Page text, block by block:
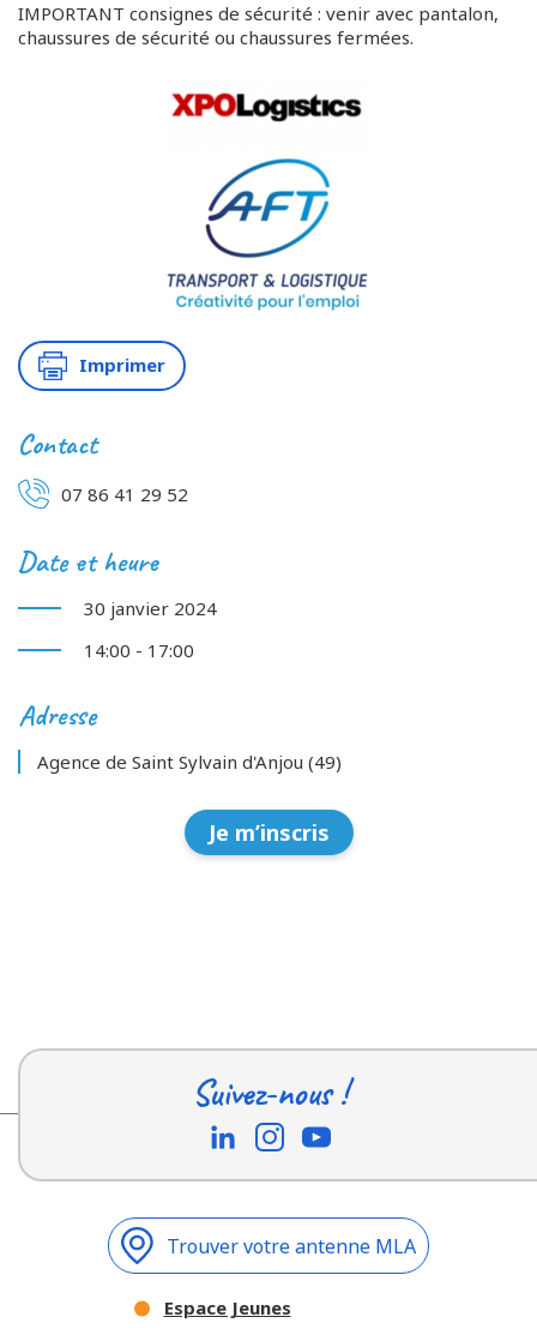
IMPORTANT consignes de sécurité : venir avec pantalon,
chaussures de sécurité ou chaussures fermées.
Imprimer
Contact
07 86 41 29 52
Date et heure
30 janvier 2024
14:00 - 17:00
Adresse
Agence de Saint Sylvain d'Anjou (49)
Je m’inscris
Suivez-nous !
Trouver votre antenne MLA
Espace Jeunes